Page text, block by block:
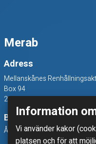
Merab
Adress
Mellanskånes
Box 94
241 22 Eslöv
Besöksadress
Åkerivägen 3, 241 38 Eslöv
Information
Vi använder kakor
platsen och för att